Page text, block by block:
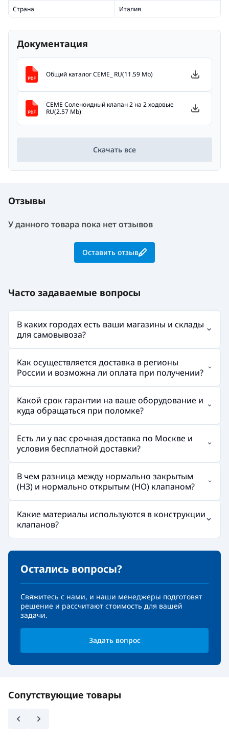
Страна Италия
Документация
Общий каталог CEME_ RU(11.59 Mb)
CEME Cоленоидный клапан 2 на 2 ходовые
RU(2.57 Mb)
Скачать все
Отзывы
У данного товара пока нет отзывов
Оставить отзыв
Часто задаваемые вопросы
В каких городах есть ваши магазины и склады
для самовывоза?
Как осуществляется доставка в регионы
России и возможна ли оплата при получении?
Какой срок гарантии на ваше оборудование и
куда обращаться при поломке?
Есть ли у вас срочная доставка по Москве и
условия бесплатной доставки?
В чем разница между нормально закрытым
(НЗ) и нормально открытым (НО) клапаном?
Какие материалы используются в конструкции
клапанов?
Остались вопросы?
Свяжитесь с нами, и наши менеджеры подготовят
решение и рассчитают стоимость для вашей
задачи.
Задать вопрос
Сопутствующие товары